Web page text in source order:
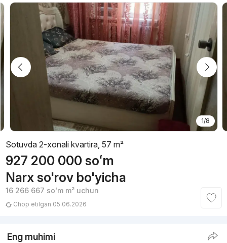
1/8
Sotuvda 2-xonali kvartira, 57 m²
927 200 000 soʻm
Narx so'rov bo'yicha
16 266 667 soʻmm² uchun
Chop etilgan 05.06.2026
Eng muhimi